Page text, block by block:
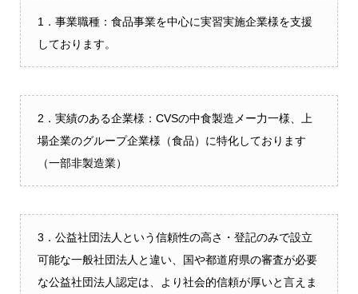
1．事業職種：食品事業を中心に実習実施企業様を支援
しております。
2．実績のある企業様：CVSの中食製造メー力一様、上
場企業のグループ企業様（食品）に特化しております
（一部非製造業）
3．公益社団法人という信頼性の高さ・登記のみで設立
可能な一般社団法人と違い、国や都道府県の審査が必要
な公益社団法人認定は、より社会的信頼が厚いと言えま